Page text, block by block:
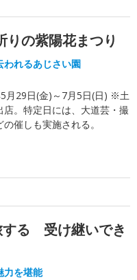
の紫陽花まつり
われるあじさい園
月29日(金)～7月5日(日) ※土
店。特定日には、大道芸・撮
催しも実施される。
る 受け継いでき
力を堪能